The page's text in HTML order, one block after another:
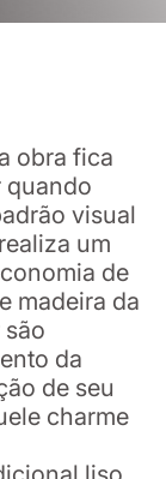
obra fica
quando
visual
um
de
madeira da
da
de seu
charme